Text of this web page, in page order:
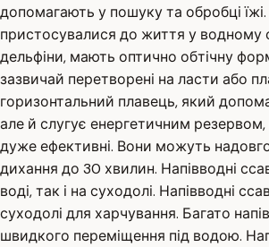
допомагають у пошуку та обробці
пристосувалися до життя у водному
дельфіни, мають оптично обтічну
зазвичай перетворені на ласти або
горизонтальний плавець, який
але й слугує енергетичним
дуже ефективні. Вони можуть
дихання до 30 хвилин. Напівводні
воді, так і на суходолі. Напівводні
суходолі для харчування. Багато
швидкого переміщення під водою.